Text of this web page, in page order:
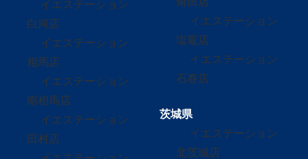
イエステーション
白河店
イエステーション
相馬店
イエステーション
南相馬店
イエステーション
田村店
イエステーション
塩竈店
イエステーション
石巻店
茨城県
イエステーション
北茨城店